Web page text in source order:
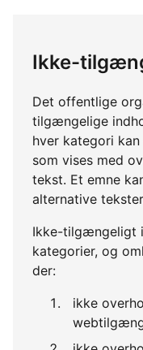
Ikke-
Det offentlige
tilgængelige
hver kategori
som vises med
tekst. Et emne
alternative
Ikke-tilgængeligt
kategorier, og
der:
ikke